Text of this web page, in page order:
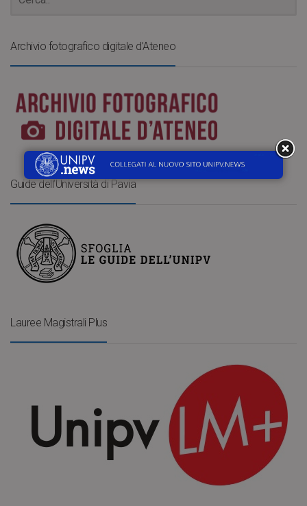
Archivio fotografico digitale d’Ateneo
Guide dell’Università di Pavia
Lauree Magistrali Plus